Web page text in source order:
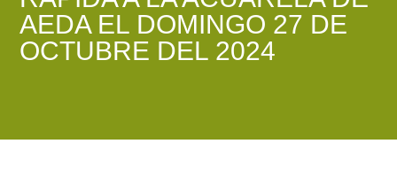
AEDA EL DOMINGO 27 DE
OCTUBRE DEL 2024